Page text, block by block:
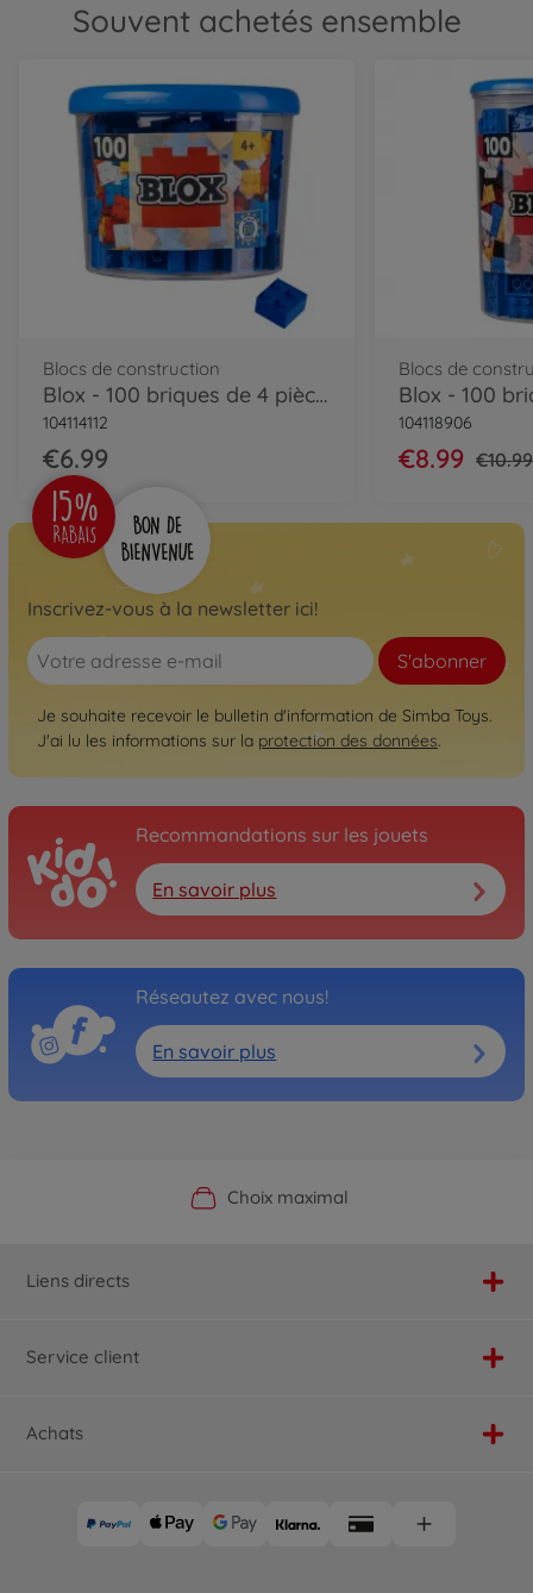
Souvent achetés ensemble
Blocs de construction
Blox - 100 briques de 4 pièces bleues - compatibles avec les briques de jeu connues
104114112
€6.99
Blocs de
104118906
€8.99 €10.99
Inscrivez-vous à la newsletter ici!
S'abonner
Je souhaite recevoir le bulletin d'information de Simba Toys.
J'ai lu les informations sur la protection des données.
Recommandations sur les jouets
En savoir plus
Réseautez avec nous!
En savoir plus
Boutique officielle du fabricant
Choix maximal
Service personnalisé
Livraison rapide
Liens directs
Service client
Achats